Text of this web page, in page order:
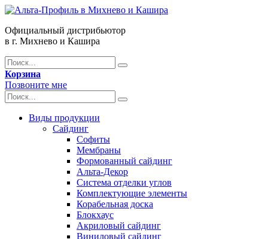
Официальный дистрибьютор
в г. Михнево и Кашира
Корзина
Позвоните мне
Виды продукции
Сайдинг
Софиты
Мембраны
Формованный сайдинг
Альта-Декор
Система отделки углов
Комплектующие элементы
Корабельная доска
Блокхаус
Акриловый сайдинг
Виниловый сайдинг